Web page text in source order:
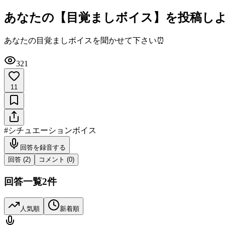
あなたの【目覚ましボイス】を投稿し
あなたの目覚ましボイスを聞かせて下さい⏰
321
11
#シチュエーションボイス
回答を録音する
回答 (2) コメント (0)
回答一覧2件
人気順 新着順